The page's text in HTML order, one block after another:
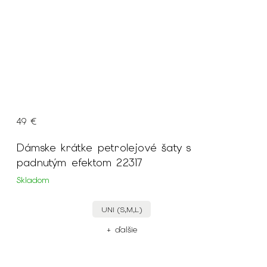
Dámske krátke petrolejové šaty s
padnutým efektom 22317
Skladom
49 €
UNI (S,M,L)
+ ďalšie